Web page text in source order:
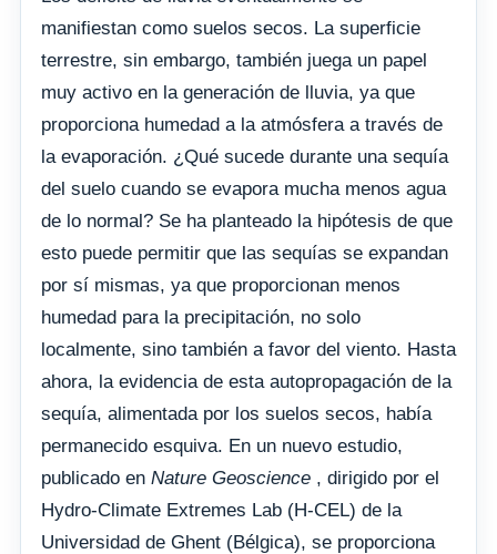
manifiestan como suelos secos. La superficie
terrestre, sin embargo, también juega un papel
muy activo en la generación de lluvia, ya que
proporciona humedad a la atmósfera a través de
la evaporación. ¿Qué sucede durante una sequía
del suelo cuando se evapora mucha menos agua
de lo normal? Se ha planteado la hipótesis de que
esto puede permitir que las sequías se expandan
por sí mismas, ya que proporcionan menos
humedad para la precipitación, no solo
localmente, sino también a favor del viento. Hasta
ahora, la evidencia de esta autopropagación de la
sequía, alimentada por los suelos secos, había
permanecido esquiva. En un nuevo estudio,
publicado en Nature Geoscience , dirigido por el
Hydro-Climate Extremes Lab (H-CEL) de la
Universidad de Ghent (Bélgica), se proporciona